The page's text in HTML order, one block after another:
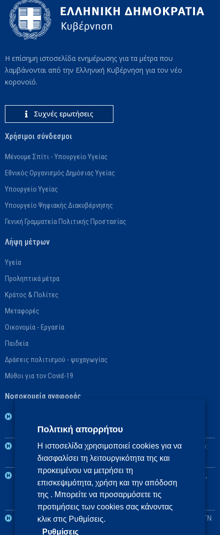
Η επίσημη ιστοσελίδα ενημέρωσης για τα μέτρα που
λαμβάνονται από την Ελληνική Κυβέρνηση για τον νέο
κορονοϊό.
Συχνές ερωτήσεις
Χρήσιμοι σύνδεσμοι
Μένουμε Σπίτι - Υπουργείο Υγείας
Εθνικός Οργανισμός Δημόσιας Υγείας
Υπουργείο Υγείας
Υπουργείο Ψηφιακής Διακυβέρνησης
Γενική Γραμματεία Πολιτικής Προστασίας
Λήψη μέτρων
Υγεία
Προληπτικά μέτρα
Κράτος & Πολίτες
Μεταφορές
Οικονομία - Εργασία
Παιδεία
Δράσεις πολιτισμού - ψυχαγωγίας
Μύθοι για τον Covid-19
Νοσοκομεία αναφοράς
Αναπληρωματικό: ΓΝ Αθηνών «Ο Ευαγγελισμός»
2η ΥΠΕ: Βασικό: Πανεπιστημιακό ΓΝ «Αττικόν», Αναπληρωματικό:
ΓΝ Ελευσίνας «Θριάσιο»
3η και 4η ΥΠΕ: Βασικό: Πανεπιστημιακό ΓΝ Θεσσαλονίκης ΑΧΕΠΑ,
Αναπληρωματικά: Πανεπιστημιακό ΓΝ Αλεξανδρούπολης, ΓΝ
Πτολεμαΐδας «Μποδοσάκειο»
5η ΥΠΕ: Βασικό: Πανεπιστημιακό ΓΝ Λάρισας, Αναπληρωματικό: ΓΝ
Πολιτική απορρήτου
Η ιστοσελίδα χρησιμοποιεί cookies για να
διασφαλίσει τη λειτουργικότητα της και
προκειμένου να μετρήσει τη
επισκεψιμότητα, χρήση και την απόδοση
της . Μπορείτε να προσαρμόσετε τις
προτιμήσεις των cookies σας κάνοντας
κλικ στις Ρυθμίσεις.
Ρυθμίσεις